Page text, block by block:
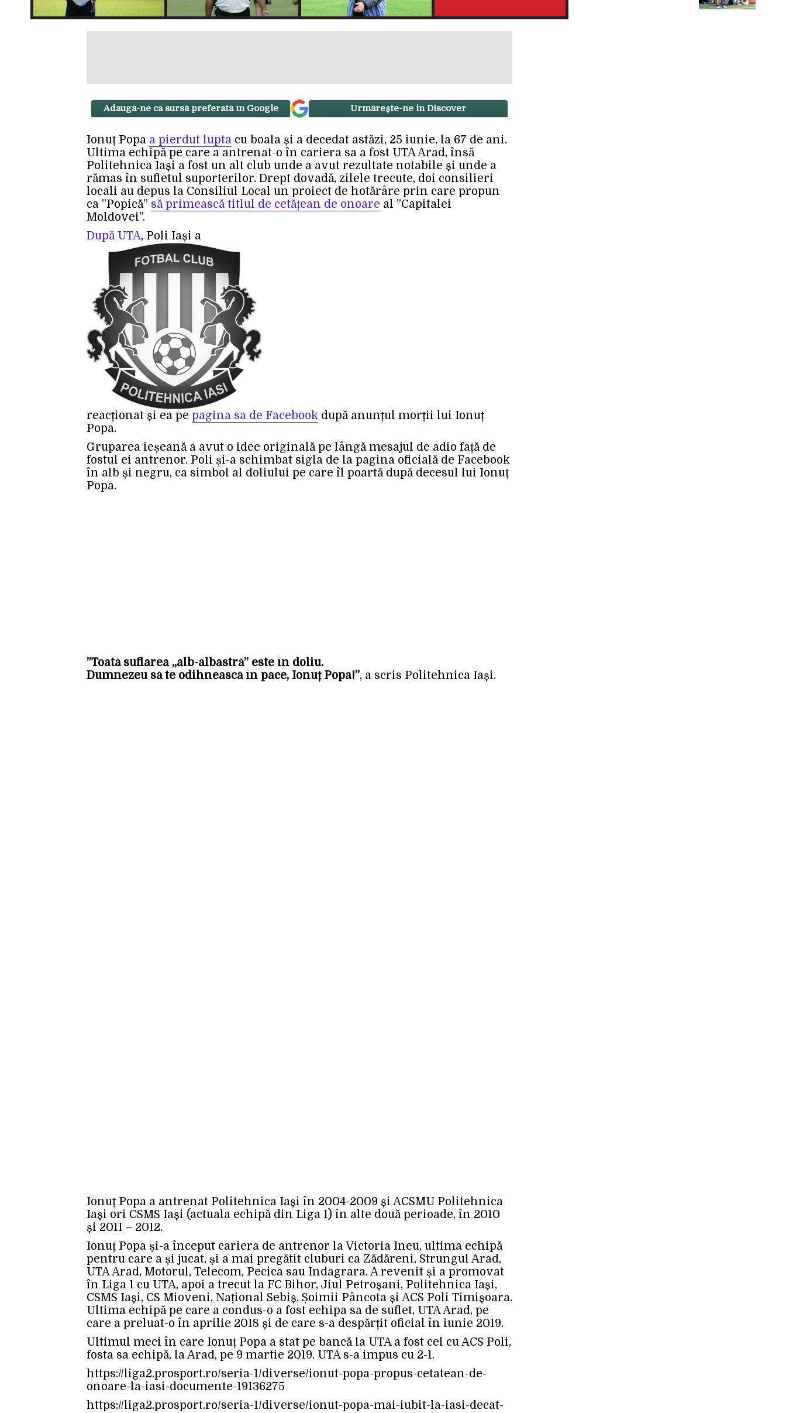
Adaugă-ne ca sursă preferată în Google Urmărește-ne in Discover
Ionuț Popa a pierdut lupta cu boala și a decedat astăzi, 25 iunie, la 67 de ani.
Ultima echipă pe care a antrenat-o în cariera sa a fost UTA Arad, însă
Politehnica Iași a fost un alt club unde a avut rezultate notabile și unde a
rămas în sufletul suporterilor. Drept dovadă, zilele trecute, doi consilieri
locali au depus la Consiliul Local un proiect de hotărâre prin care propun
ca ”Popică” să primească titlul de cetățean de onoare al ”Capitalei
Moldovei”.
După UTA, Poli Iași a
reacționat și ea pe pagina sa de Facebook după anunțul morții lui Ionuț
Popa.
Gruparea ieșeană a avut o idee originală pe lângă mesajul de adio față de
fostul ei antrenor. Poli și-a schimbat sigla de la pagina oficială de Facebook
în alb și negru, ca simbol al doliului pe care îl poartă după decesul lui Ionuț
Popa.
”Toată suflarea „alb-albastră” este în doliu.
Dumnezeu să te odihnească în pace, Ionuț Popa!”, a scris Politehnica Iași.
Ionuț Popa a antrenat Politehnica Iași în 2004-2009 și ACSMU Politehnica
Iași ori CSMS Iași (actuala echipă din Liga 1) în alte două perioade, în 2010
și 2011 – 2012.
Ionuț Popa și-a început cariera de antrenor la Victoria Ineu, ultima echipă
pentru care a și jucat, și a mai pregătit cluburi ca Zădăreni, Strungul Arad,
UTA Arad, Motorul, Telecom, Pecica sau Indagrara. A revenit și a promovat
în Liga 1 cu UTA, apoi a trecut la FC Bihor, Jiul Petroșani, Politehnica Iași,
CSMS Iași, CS Mioveni, Național Sebiș, Șoimii Pâncota și ACS Poli Timișoara.
Ultima echipă pe care a condus-o a fost echipa sa de suflet, UTA Arad, pe
care a preluat-o în aprilie 2018 și de care s-a despărțit oficial în iunie 2019.
Ultimul meci în care Ionuț Popa a stat pe bancă la UTA a fost cel cu ACS Poli,
fosta sa echipă, la Arad, pe 9 martie 2019. UTA s-a impus cu 2-1.
https://liga2.prosport.ro/seria-1/diverse/ionut-popa-propus-cetatean-de-
onoare-la-iasi-documente-19136275
https://liga2.prosport.ro/seria-1/diverse/ionut-popa-mai-iubit-la-iasi-decat-